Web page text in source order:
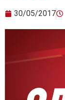
30/05/2017